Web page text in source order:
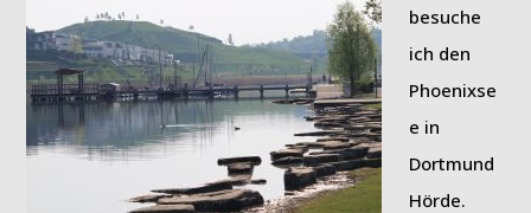
besuche
ich den
Phoenixse
e in
Dortmund
Hörde.